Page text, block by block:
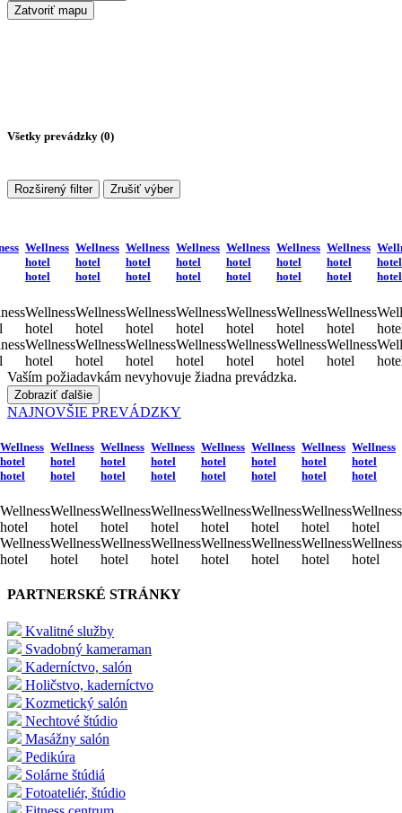
Zatvoriť mapu
Všetky prevádzky (0)
Rozširený filter Zrušiť výber
Wellness
hotel
hotel
Wellness
hotel
Wellness
hotel
Wellness
hotel
hotel
Wellness
hotel
Wellness
hotel
Wellness
hotel
hotel
Wellness
hotel
Wellness
hotel
Wellness
hotel
hotel
Wellness
hotel
Wellness
hotel
Wellness
hotel
hotel
Wellness
hotel
Wellness
hotel
Wellness
hotel
hotel
Wellness
hotel
Wellness
hotel
Wellness
hotel
hotel
Wellness
hotel
Wellness
hotel
hotel
hotel
Vaším požiadavkám nevyhovuje žiadna prevádzka.
Zobraziť ďalšie
NAJNOVŠIE PREVÁDZKY
Wellness
hotel
hotel
Wellness
hotel
Wellness
hotel
Wellness
hotel
hotel
Wellness
hotel
Wellness
hotel
Wellness
hotel
hotel
Wellness
hotel
Wellness
hotel
Wellness
hotel
hotel
Wellness
hotel
Wellness
hotel
Wellness
hotel
hotel
Wellness
hotel
Wellness
hotel
Wellness
hotel
hotel
Wellness
hotel
Wellness
hotel
Wellness
hotel
hotel
Wellness
hotel
Wellness
hotel
Wellness
hotel
hotel
Wellness
hotel
Wellness
hotel
PARTNERSKÉ STRÁNKY
Kvalitné služby
Svadobný kameraman
Kaderníctvo, salón
Holičstvo, kaderníctvo
Kozmetický salón
Nechtové štúdio
Masážny salón
Pedikúra
Solárne štúdiá
Fotoateliér, štúdio